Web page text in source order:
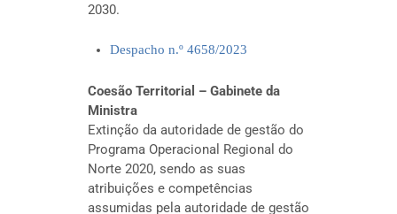
2030.
Despacho n.º 4658/2023
Coesão Territorial – Gabinete da
Ministra
Extinção da autoridade de gestão do
Programa Operacional Regional do
Norte 2020, sendo as suas
atribuições e competências
assumidas pela autoridade de gestão